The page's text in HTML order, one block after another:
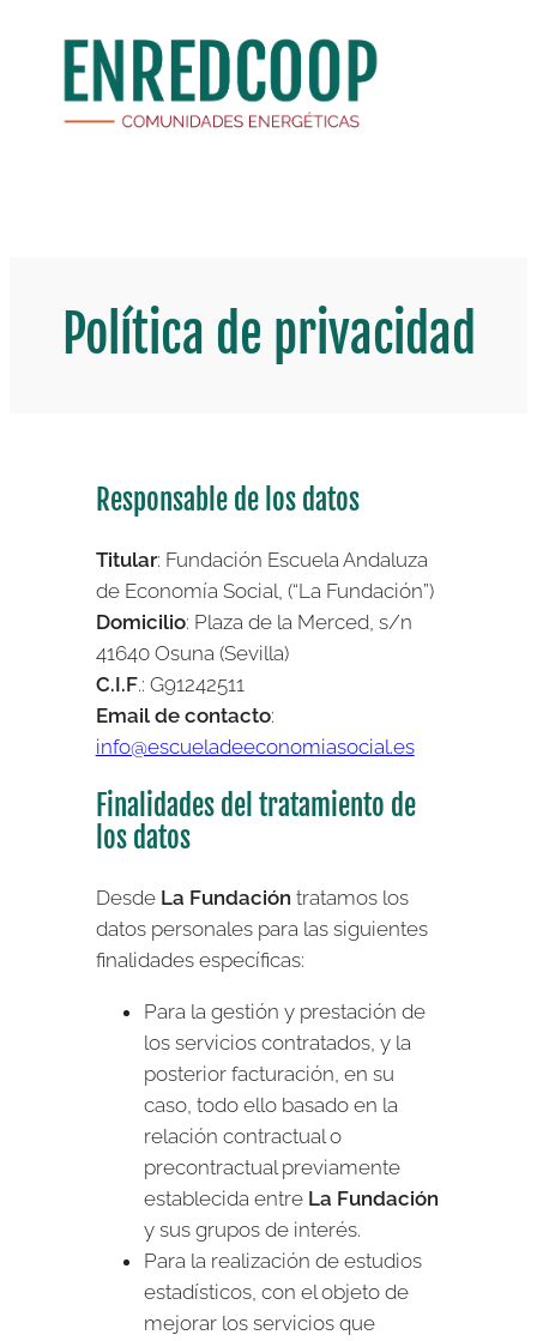
contenido
Política de privacidad
Responsable de los datos
Titular: Fundación Escuela Andaluza
de Economía Social, (“La Fundación”)
Domicilio: Plaza de la Merced, s/n
41640 Osuna (Sevilla)
C.I.F.: G91242511
Email de contacto:
info@escueladeeconomiasocial.es
Finalidades del tratamiento de
los datos
Desde La Fundación tratamos los
datos personales para las siguientes
finalidades específicas:
Para la gestión y prestación de
los servicios contratados, y la
posterior facturación, en su
caso, todo ello basado en la
relación contractual o
precontractual previamente
establecida entre La Fundación
y sus grupos de interés.
Para la realización de estudios
estadísticos, con el objeto de
mejorar los servicios que